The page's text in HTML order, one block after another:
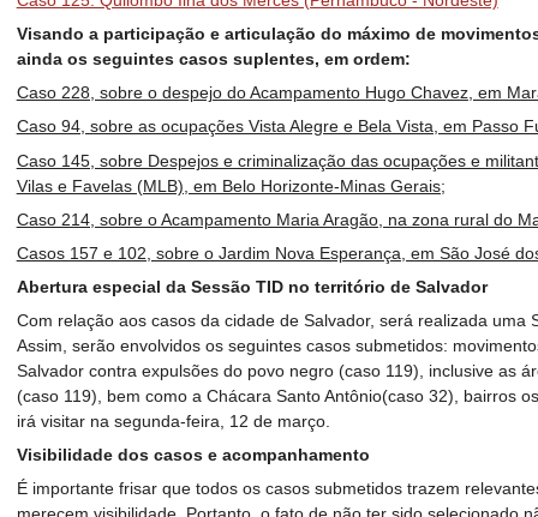
Visando a participação e articulação do máximo de
ainda os seguintes casos suplentes, em ordem:
Caso 228, sobre o despejo do Acampamento Hugo Chavez, em
Caso 94, sobre as ocupações Vista Alegre e Bela Vista, em Passo
Caso 145, sobre Despejos e criminalização das ocupações e
Vilas e Favelas (MLB), em Belo Horizonte-Minas Gerais;
Caso 214, sobre o Acampamento Maria Aragão, na zona rural do
Casos 157 e 102, sobre o Jardim Nova Esperança, em São José
Abertura especial da Sessão TID no território de Salvador
Com relação aos casos da cidade de Salvador, será realizada uma
Assim, serão envolvidos os seguintes casos submetidos:
Salvador contra expulsões do povo negro (caso 119), inclusive as
(caso 119), bem como a Chácara Santo Antônio(caso 32), bairros
irá visitar na segunda-feira, 12 de março.
Visibilidade dos casos e acompanhamento
É importante frisar que todos os casos submetidos trazem